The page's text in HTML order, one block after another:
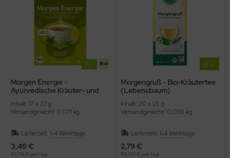
Morgen Energie -
Ayurvedische Kräuter- und
TEA)
Inhalt: 17 x 2,1 g
Versandgewicht: 0,071 kg
Lieferzeit: 1-4 Werktage
3,49 €
97,76 € pro 1 kg
Morgengruß - Bio-Kräutertee
(Lebensbaum)
Inhalt: 20 x 1,5 g
Versandgewicht: 0,050 kg
Lieferzeit: 1-4 Werktage
2,79 €
93,00 € pro 1 kg